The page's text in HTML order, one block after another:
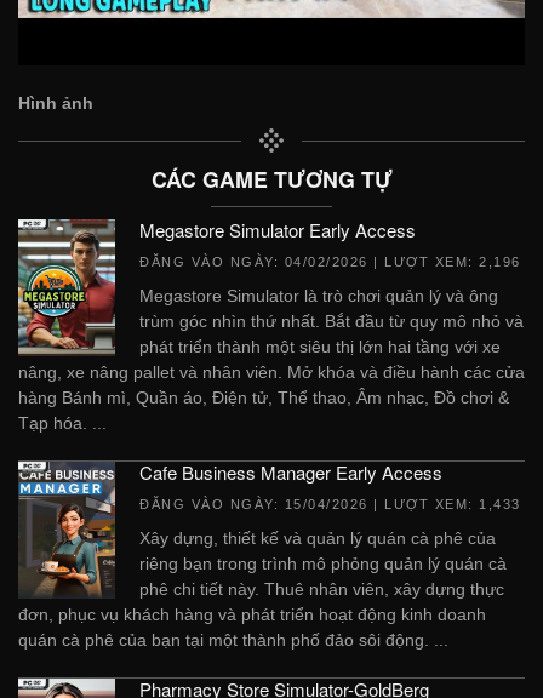
Hình ảnh
CÁC GAME TƯƠNG TỰ
Megastore Simulator Early Access
ĐĂNG VÀO NGÀY: 04/02/2026 | LƯỢT XEM: 2,196
Megastore Simulator là trò chơi quản lý và ông
trùm góc nhìn thứ nhất. Bắt đầu từ quy mô nhỏ và
phát triển thành một siêu thị lớn hai tầng với xe
nâng, xe nâng pallet và nhân viên. Mở khóa và điều hành các cửa
hàng Bánh mì, Quần áo, Điện tử, Thể thao, Âm nhạc, Đồ chơi &
Tạp hóa. ...
Cafe Business Manager Early Access
ĐĂNG VÀO NGÀY: 15/04/2026 | LƯỢT XEM: 1,433
Xây dựng, thiết kế và quản lý quán cà phê của
riêng bạn trong trình mô phỏng quản lý quán cà
phê chi tiết này. Thuê nhân viên, xây dựng thực
đơn, phục vụ khách hàng và phát triển hoạt động kinh doanh
quán cà phê của bạn tại một thành phố đảo sôi động. ...
Pharmacy Store Simulator-GoldBerg